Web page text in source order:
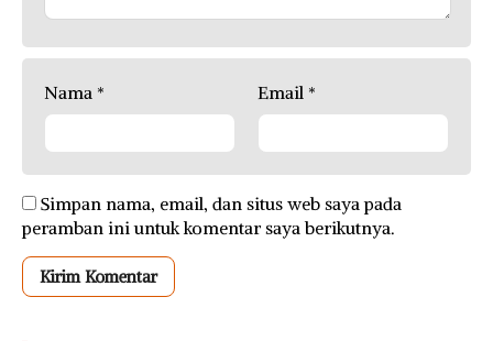
Nama * Email *
Simpan nama, email, dan situs web saya pada
peramban ini untuk komentar saya berikutnya.